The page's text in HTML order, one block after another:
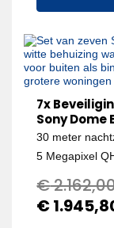
7x
Sony Dome
30 meter
5 Megapixel
€
€